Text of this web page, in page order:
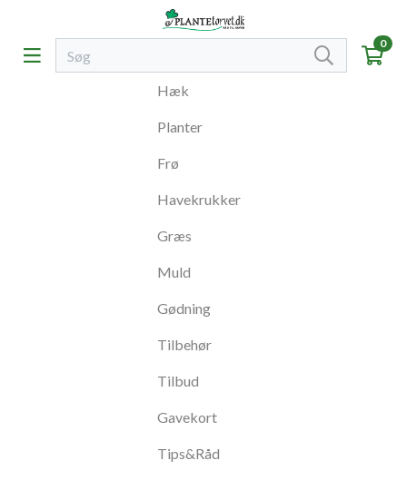
0
Hæk
Planter
Frø
Havekrukker
Græs
Muld
Gødning
Tilbehør
Tilbud
Gavekort
Tips&Råd